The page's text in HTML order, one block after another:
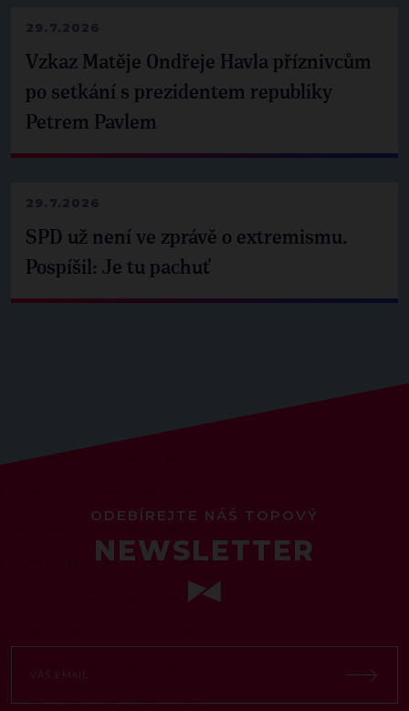
29.7.2026
Vzkaz Matěje Ondřeje Havla příznivcům
po setkání s prezidentem republiky
Petrem Pavlem
29.7.2026
SPD už není ve zprávě o extremismu.
Pospíšil: Je tu pachuť
ODEBÍREJTE NÁŠ TOPOVÝ
NEWSLETTER